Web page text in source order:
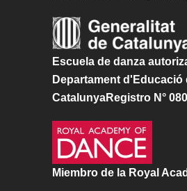
Escuela de danza
Departament d'Educació
CatalunyaRegistro N°
Miembro de la Royal